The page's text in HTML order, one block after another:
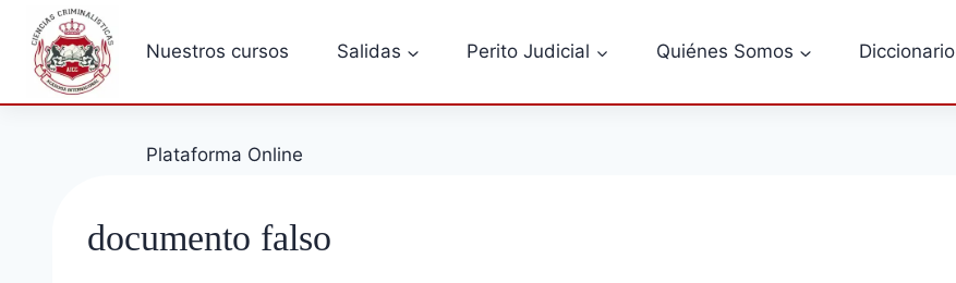
Saltar
contenido
Nuestros cursos Salidas Perito Judicial Quiénes Somos Diccionario
Plataforma Online
documento falso